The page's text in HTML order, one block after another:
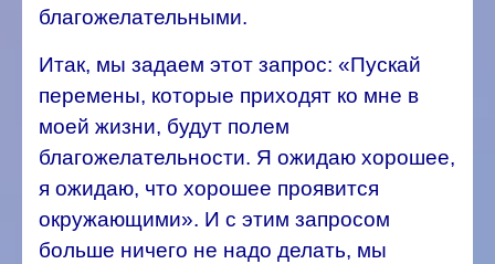
благожелательными.
Итак, мы задаем этот запрос: «Пускай
перемены, которые приходят ко мне в
моей жизни, будут полем
благожелательности. Я ожидаю хорошее,
я ожидаю, что хорошее проявится
окружающими». И с этим запросом
больше ничего не надо делать, мы